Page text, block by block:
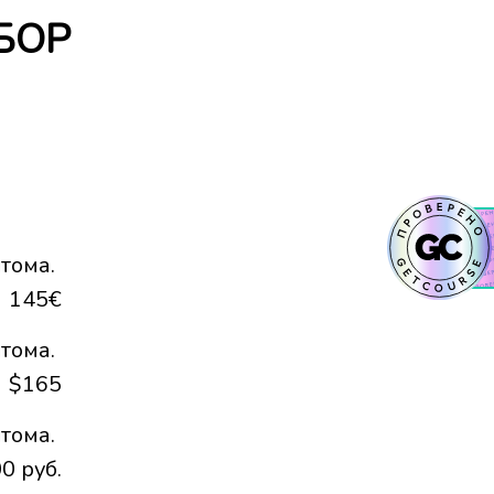
145€
$165
руб.